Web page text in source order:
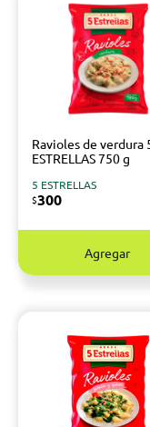
Ravioles de verdura
ESTRELLAS 750 g
5 ESTRELLAS
$300
Agregar